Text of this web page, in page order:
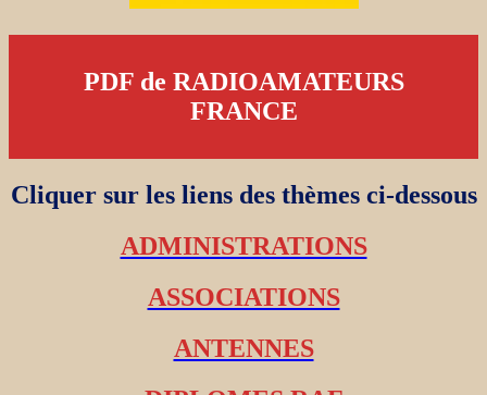
PDF de RADIOAMATEURS
FRANCE
Cliquer sur les liens des thèmes ci-dessous
ADMINISTRATIONS
ASSOCIATIONS
ANTENNES